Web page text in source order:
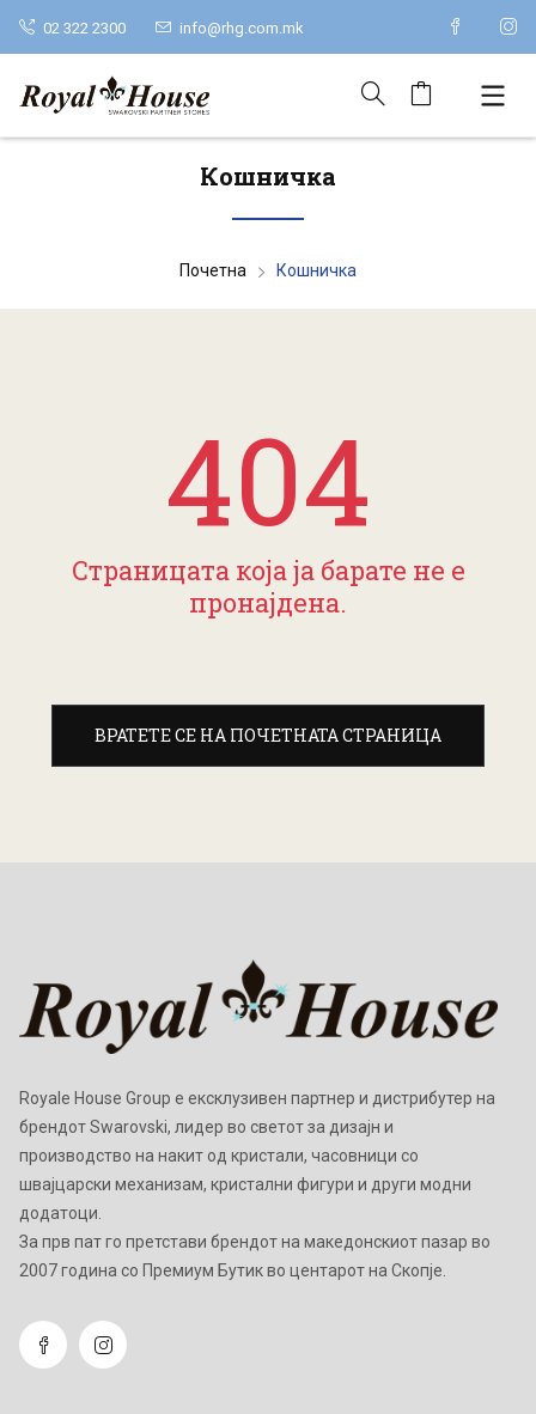
02 322 2300 info@rhg.com.mk
Кошничка
Почетна Кошничка
404
Страницата која ја барате не е
пронајдена.
ВРАТЕТЕ СЕ НА ПОЧЕТНАТА СТРАНИЦА
Royale House Group е ексклузивен партнер и дистрибутер на
брендот Swarovski, лидер во светот за дизајн и
производство на накит од кристали, часовници со
швајцарски механизам, кристални фигури и други модни
додатоци.
Зa прв пат го претстави брендот на македонскиот пазар во
2007 година со Премиум Бутик во центарот на Скопје.